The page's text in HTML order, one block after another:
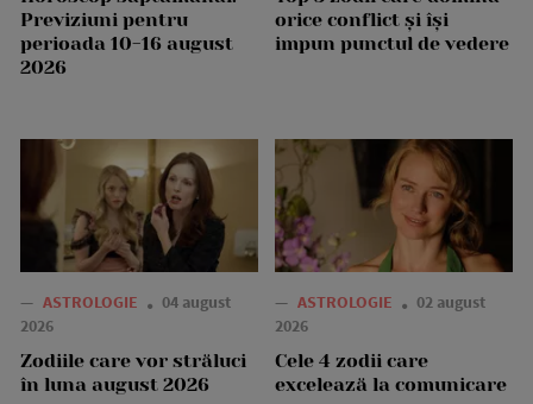
Previziuni pentru
perioada 10-16 august
2026
orice conflict și își
impun punctul de vedere
— ASTROLOGIE
04 august
2026
Zodiile care vor străluci
în luna august 2026
— ASTROLOGIE
02 august
2026
Cele 4 zodii care
excelează la comunicare